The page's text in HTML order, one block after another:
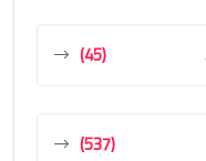
(45)
(537)